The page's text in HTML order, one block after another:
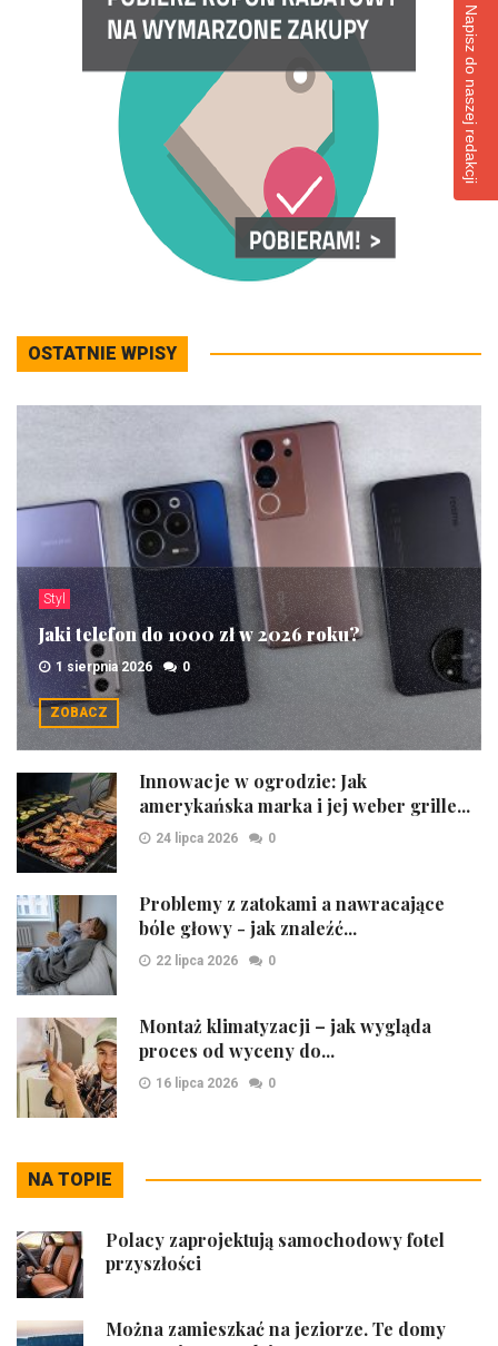
OSTATNIE WPISY
Styl
Jaki telefon do 1000 zł w 2026 roku?
1 sierpnia 2026 0
ZOBACZ
Innowacje w ogrodzie: Jak
amerykańska marka i jej weber grille...
24 lipca 2026 0
Problemy z zatokami a nawracające
bóle głowy - jak znaleźć...
22 lipca 2026 0
Montaż klimatyzacji – jak wygląda
proces od wyceny do...
16 lipca 2026 0
NA TOPIE
Polacy zaprojektują samochodowy fotel
przyszłości
Można zamieszkać na jeziorze. Te domy
Napisz do naszej redakcji